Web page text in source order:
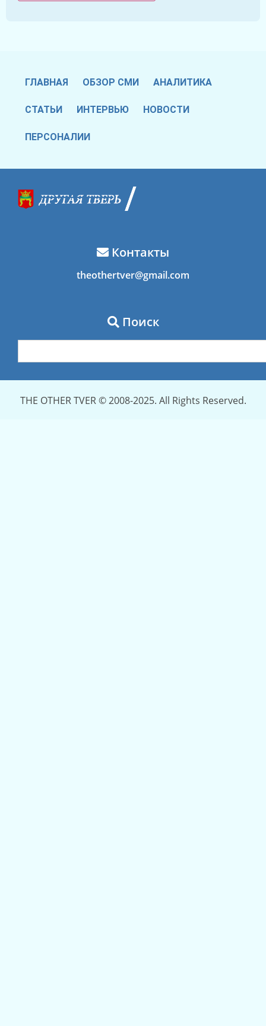
ГЛАВНАЯ ОБЗОР СМИ АНАЛИТИКА
СТАТЬИ ИНТЕРВЬЮ НОВОСТИ
ПЕРСОНАЛИИ
Контакты
theothertver@gmail.com
Поиск
THE OTHER TVER © 2008-2025. All Rights Reserved.